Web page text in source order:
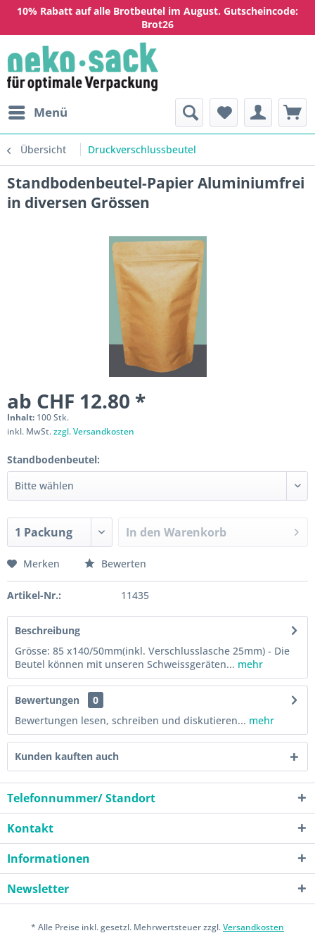
10% Rabatt auf alle Brotbeutel im August. Gutscheincode:
Brot26
Menü
Übersicht Druckverschlussbeutel
Standbodenbeutel-Papier Aluminiumfrei
in diversen Grössen
ab CHF 12.80 *
Inhalt: 100 Stk.
inkl. MwSt.zzgl. Versandkosten
Standbodenbeutel:
In den Warenkorb
Merken Bewerten
Artikel-Nr.: 11435
Beschreibung
Grösse: 85 x140/50mm(inkl. Verschlusslasche 25mm) - Die
Beutel können mit unseren Schweissgeräten... mehr
Bewertungen
0
Bewertungen lesen, schreiben und diskutieren... mehr
Kunden kauften auch
Telefonnummer/ Standort
Kontakt
Informationen
Newsletter
* Alle Preise inkl. gesetzl. Mehrwertsteuer zzgl.Versandkosten